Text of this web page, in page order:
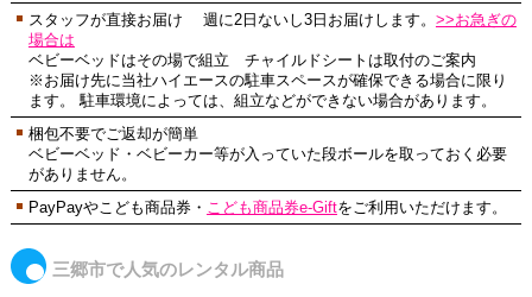
スタッフが直接お届け 週に2日ないし3日お届けします。 >>お急ぎの
場合は
ベビーベッドはその場で組立 チャイルドシートは取付のご案内
※お届け先に当社ハイエースの駐車スペースが確保できる場合に限り
ます。 駐車環境によっては、組立などができない場合があります。
梱包不要でご返却が簡単
ベビーベッド・ベビーカー等が入っていた段ボールを取っておく必要
がありません。
PayPayやこども商品券・ こども商品券e-Giftをご利用いただけます。
三郷市で人気のレンタル商品